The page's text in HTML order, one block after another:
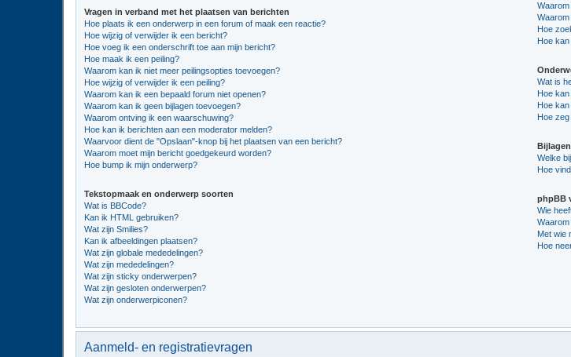
Vragen in verband met het plaatsen van berichten
Hoe plaats ik een onderwerp in een forum of maak een reactie?
Hoe wijzig of verwijder ik een bericht?
Hoe voeg ik een onderschrift toe aan mijn bericht?
Hoe maak ik een peiling?
Waarom kan ik niet meer peilingsopties toevoegen?
Hoe wijzig of verwijder ik een peiling?
Waarom kan ik een bepaald forum niet openen?
Waarom kan ik geen bijlagen toevoegen?
Waarom ontving ik een waarschuwing?
Hoe kan ik berichten aan een moderator melden?
Waarvoor dient de "Opslaan"-knop bij het plaatsen van een bericht?
Waarom moet mijn bericht goedgekeurd worden?
Hoe bump ik mijn onderwerp?
Tekstopmaak en onderwerp soorten
Wat is BBCode?
Kan ik HTML gebruiken?
Wat zijn Smilies?
Kan ik afbeeldingen plaatsen?
Wat zijn globale mededelingen?
Wat zijn mededelingen?
Wat zijn sticky onderwerpen?
Wat zijn gesloten onderwerpen?
Wat zijn onderwerpiconen?
Hoe
Hoe
Wat is
Hoe
Hoe
Hoe
Bijlagen
Welke
Hoe
phpBB
Wie
Met wie
Hoe
Aanmeld- en registratievragen